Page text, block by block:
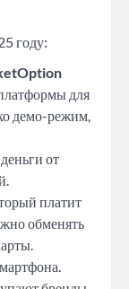
году:
для
демо-режим,
от
платит
обменять